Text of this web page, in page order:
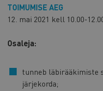
TOIMUMISE AEG
12. mai 2021 kell 10.00-
Osaleja:
tunneb läbirääkimiste
järjekorda;